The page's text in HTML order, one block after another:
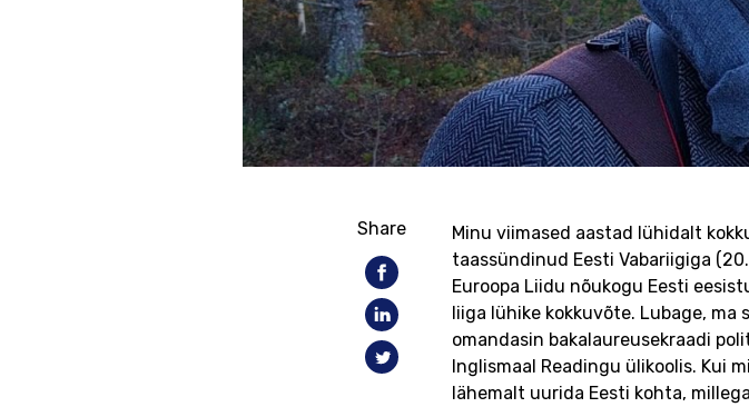
Share
Minu viimased aastad lühidalt
taassündinud Eesti Vabariigiga
Euroopa Liidu nõukogu Eesti
liiga lühike kokkuvõte. Lubage, ma
omandasin bakalaureusekraadi
Inglismaal Readingu ülikoolis. Kui
lähemalt uurida Eesti kohta,